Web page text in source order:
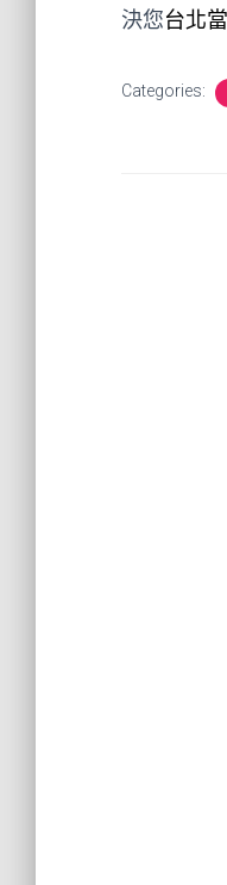
決您台北
Categories: